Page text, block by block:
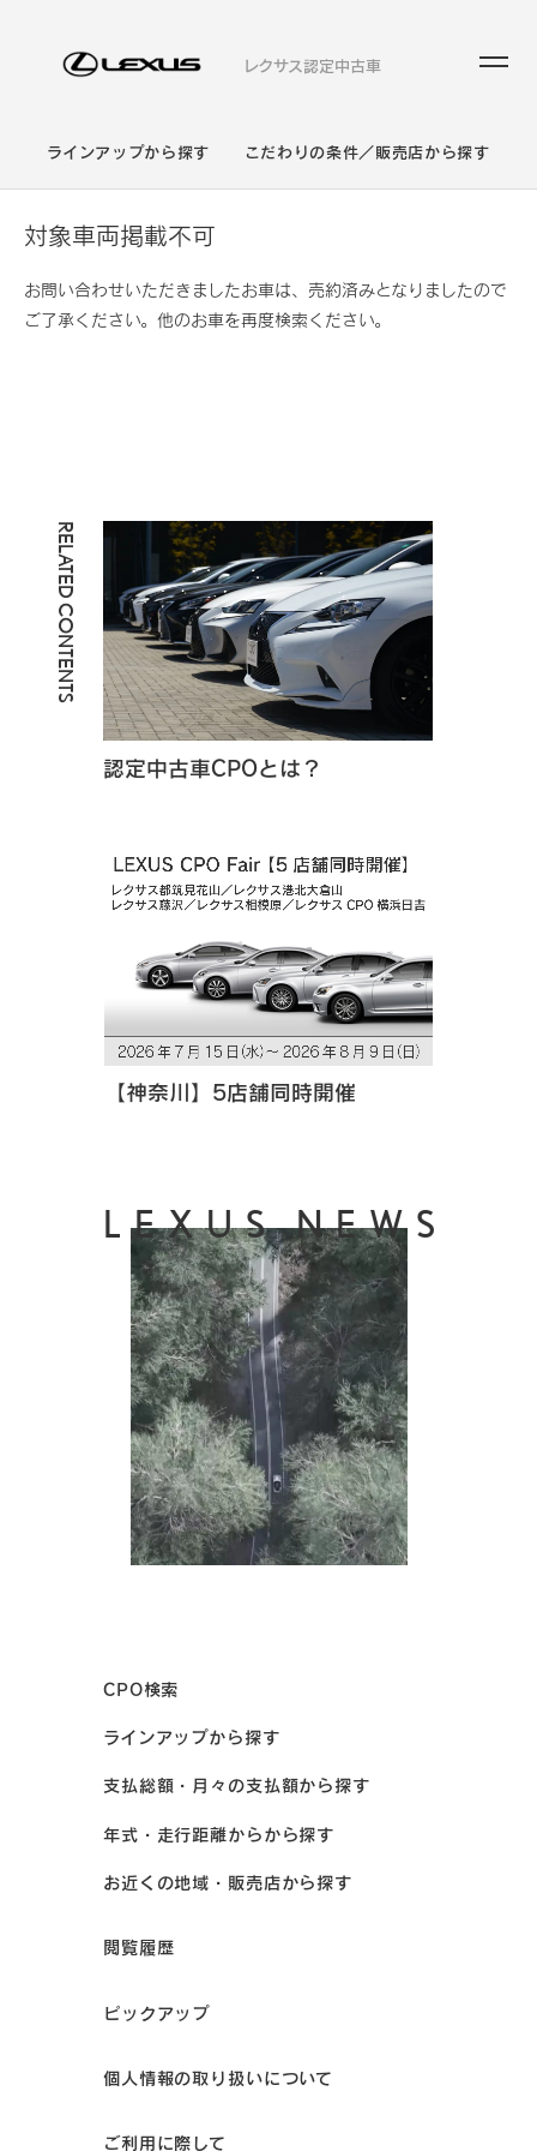
レクサス認定中古車
ラインアップから探す こだわりの条件／販売店から探す
対象車両掲載不可
お問い合わせいただきましたお車は、売約済みとなりましたので
ご了承ください。他のお車を再度検索ください。
RELATED CONTENTS
認定中古車CPOとは？
【神奈川】5店舗同時開催
LEXUS NEWS
CPO検索
ラインアップから探す
支払総額・月々の支払額から探す
年式・走行距離からから探す
お近くの地域・販売店から探す
閲覧履歴
ピックアップ
個人情報の取り扱いについて
ご利用に際して